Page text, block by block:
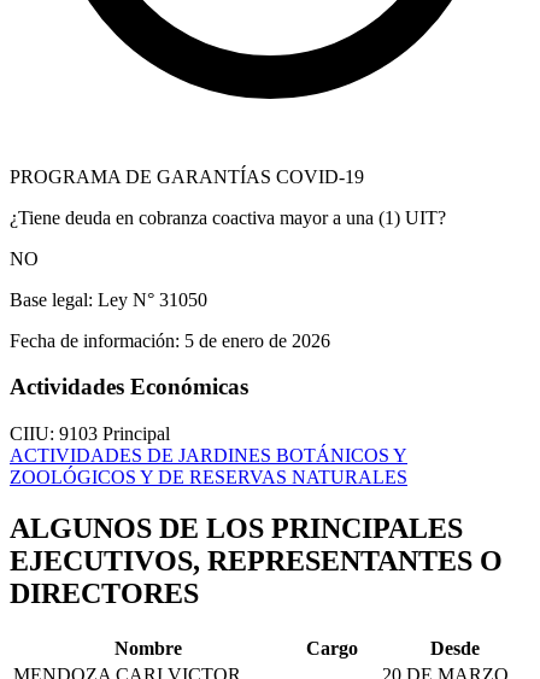
PROGRAMA DE GARANTÍAS COVID-19
¿Tiene deuda en cobranza coactiva mayor a una (1) UIT?
NO
Base legal: Ley N° 31050
Fecha de información: 5 de enero de 2026
Actividades Económicas
CIIU: 9103 Principal
ACTIVIDADES DE JARDINES BOTÁNICOS Y
ZOOLÓGICOS Y DE RESERVAS NATURALES
ALGUNOS DE LOS PRINCIPALES
EJECUTIVOS, REPRESENTANTES O
DIRECTORES
Nombre Cargo
Desde
MENDOZA CARI VICTOR
20 DE MARZO